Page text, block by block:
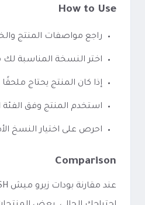
How to Use
راجع مواصفات المنتج
اختر النسخة المناسبة لك
إذا كان المنتج يحتاج
استخدم المنتج وفق
احرص على اختيار النسخ
Comparison